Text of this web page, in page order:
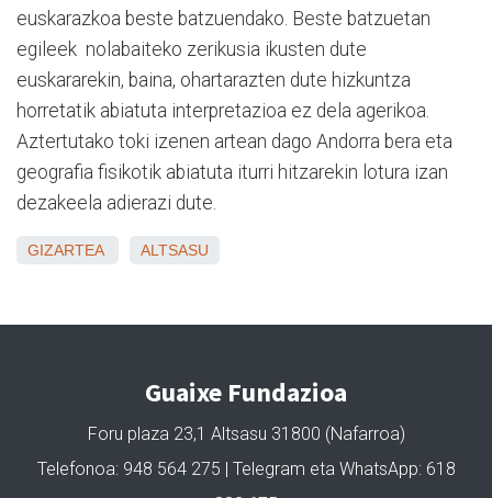
euskarazkoa beste batzuendako. Beste batzuetan
egileek nolabaiteko zerikusia ikusten dute
euskararekin, baina, ohartarazten dute hizkuntza
horretatik abiatuta interpretazioa ez dela agerikoa.
Aztertutako toki izenen artean dago Andorra bera eta
geografia fisikotik abiatuta iturri hitzarekin lotura izan
dezakeela adierazi dute.
GIZARTEA ALTSASU
Guaixe Fundazioa
Foru plaza 23,1 Altsasu 31800 (Nafarroa)
Telefonoa: 948 564 275 | Telegram eta WhatsApp: 618